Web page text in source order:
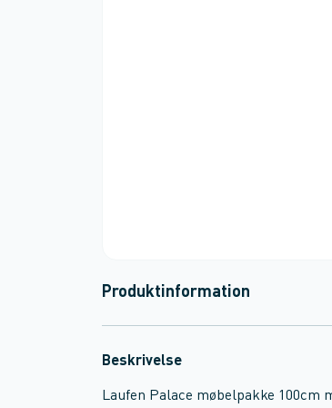
Produktinformation
Beskrivelse
Laufen Palace møbelpakke 100cm